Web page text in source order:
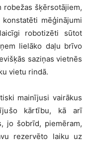
robežas šķērsotājiem,
mēģinājumi
robotizēti sūtot
lielāko daļu brīvo
saziņas vietnēs
vietu rindā.
mainījusi vairākus
kārtību, kā arī
jo šobrīd, piemēram,
rezervēto laiku uz